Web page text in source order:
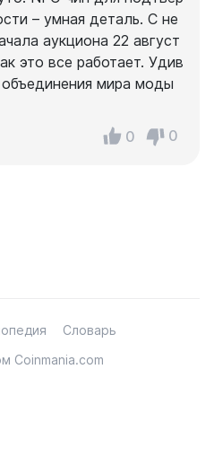
– умная деталь. С не
аукциона 22 август
это все работает. Удив
мира моды
0 0
Словарь
Coinmania.com